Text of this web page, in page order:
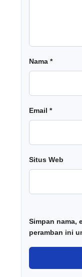
Nama *
Email *
Situs Web
Simpan nama,
peramban ini